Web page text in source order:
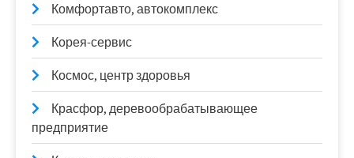
Комфортавто, автокомплекс
Корея-сервис
Космос, центр здоровья
Красфор, деревообрабатывающее
предприятие